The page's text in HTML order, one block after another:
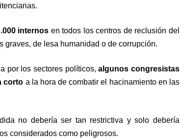
internos en todos los centros de reclusión del
de lesa humanidad o de corrupción.
por los sectores políticos,algunos congresistas
corto a la hora de combatir el hacinamiento en las
no debería ser tan restrictiva y solo debería
considerados como peligrosos.